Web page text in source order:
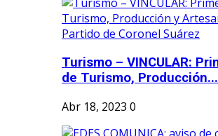
Turismo – VINCULAR:
de Turismo, Producción...
Abr 18, 2023 0